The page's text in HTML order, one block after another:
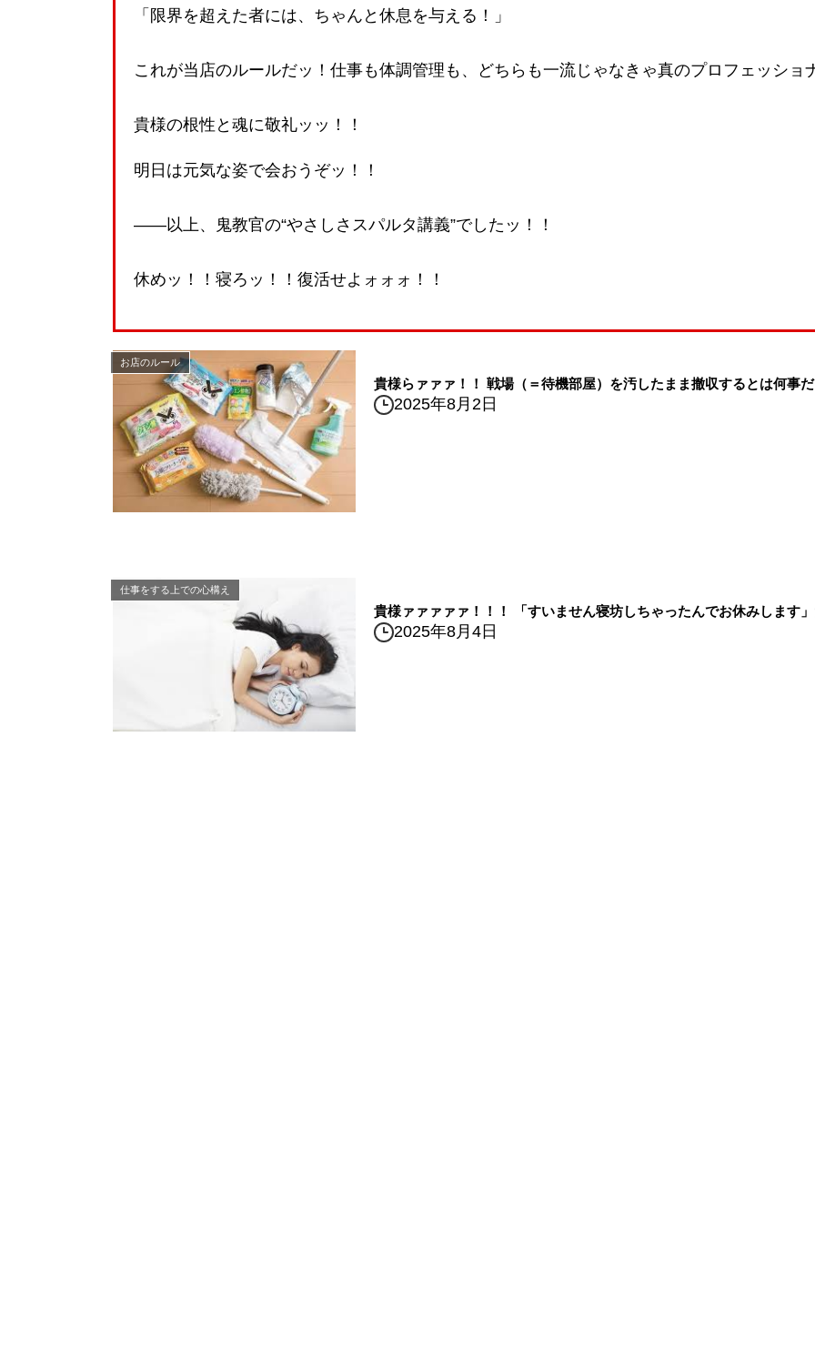
「限界を超えた者には、ちゃんと休息を与える！」
これが当店のルールだッ！仕事も体調管理も、どちらも一流じゃなきゃ真のプロフェッショ
貴様の根性と魂に敬礼ッッ！！
明日は元気な姿で会おうぞッ！！
——以上、鬼教官の“やさしさスパルタ講義”でしたッ！！
休めッ！！寝ろッ！！復活せよォォォ！！
お店のルール
貴様らァァァ！！ 戦場（＝待機部屋）を汚したまま撤収するとは何事だ
2025年8月2日
仕事をする上での心構え
貴様ァァァァァ！！！ 「すいません寝坊しちゃったんでお休みします
2025年8月4日